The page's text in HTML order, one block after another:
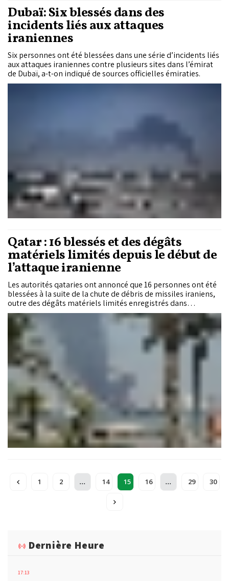
Dubaï: Six blessés dans des
incidents liés aux attaques
iraniennes
Six personnes ont été blessées dans une série d’incidents liés
aux attaques iraniennes contre plusieurs sites dans l’émirat
de Dubaï, a-t-on indiqué de sources officielles émiraties.
Qatar : 16 blessés et des dégâts
matériels limités depuis le début de
l’attaque iranienne
Les autorités qataries ont annoncé que 16 personnes ont été
blessées à la suite de la chute de débris de missiles iraniens,
outre des dégâts matériels limités enregistrés dans
différentes zones du pays, sur la base des signalements reçus
et des constatations de terrain.
1 2 ... 14 15 16 ... 29 30
Dernière Heure
17:13